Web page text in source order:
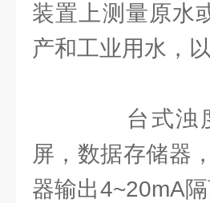
装置上测量原水
产和工业用水，
台式浊度
屏，数据存储器
器输出4~20mA